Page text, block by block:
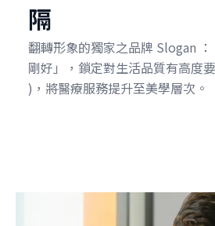
隔
翻轉形象的獨家之品牌 Slogan
剛好」，鎖定對生活品質有高度
)，將醫療服務提升至美學層次。